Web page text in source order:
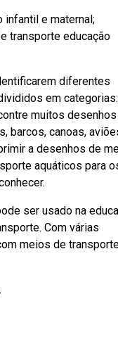
infantil e maternal;
transporte educação
diferentes
em categorias:
muitos desenhos
barcos, canoas,
a desenhos de
aquáticos para
ser usado na
Com várias
meios de